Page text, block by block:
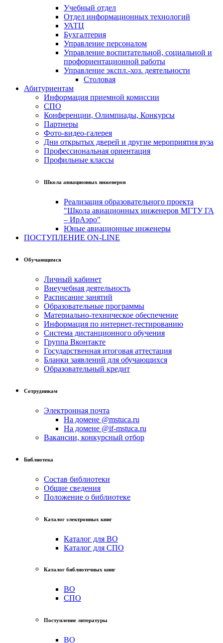
Учебный отдел
Отдел информационных технологий
УАТЦ
Бухгалтерия
Управление персоналом
Управление воспитательной, социальной и
профориентационной работы
Управление экспл.-хоз. деятельности
Столовая
Абитуриентам
Информация приемной комиссии
СПО
Конференции, Олимпиады, Конкурсы
Партнеры
Фото-видео-галерея
Дни открытых дверей и другие мероприятия вуза
Профессиональная ориентация
Профильные классы
Школа авиационных инженеров
Реализация образовательного проекта
"Школа авиационных инженеров МГТУ ГА
– ИрАэро"
Юные авиационные инженеры
ПОСТУПЛЕНИЕ ON-LINE
Обучающимся
Личный кабинет
Внеучебная деятельность
Расписание занятий
Образовательные программы
Материально-техническое обеспечение
Информация по интернет-тестированию
Система дистанционного обучения
Группа Вконтакте
Государственная итоговая аттестация
Бланки заявлений для обучающихся
Образовательный кредит
Сотрудникам
Электронная почта
На домене @mstuca.ru
На домене @if-mstuca.ru
Вакансии, конкурсный отбор
Библиотека
Состав библиотеки
Общие сведения
Положение о библиотеке
Каталог электронных книг
Каталог для ВО
Каталог для СПО
Каталог библиотечных книг
ВО
СПО
Поступление литературы
ВО